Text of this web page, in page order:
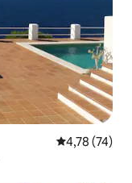
4,78 (74)